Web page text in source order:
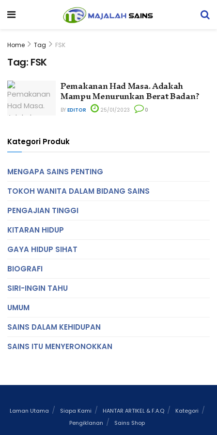
Home Tag FSK
Tag: FSK
Pemakanan Had Masa. Adakah
Mampu Menurunkan Berat Badan?
BY EDITOR 25/01/2023 0
Kategori Produk
MENGAPA SAINS PENTING
TOKOH WANITA DALAM BIDANG SAINS
PENGAJIAN TINGGI
KITARAN HIDUP
GAYA HIDUP SIHAT
BIOGRAFI
SIRI-INGIN TAHU
UMUM
SAINS DALAM KEHIDUPAN
SAINS ITU MENYERONOKKAN
Laman Utama Siapa Kami HANTAR ARTIKEL & F.A.Q
Kategori
Pengiklanan
Sains Shop